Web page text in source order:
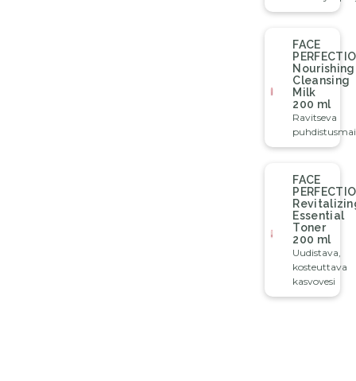
FACE
Nourishing
Cleansing
Milk
200 ml
Ravitseva
FACE
Essential
Toner
200 ml
Uudistava,
kosteuttava
kasvovesi